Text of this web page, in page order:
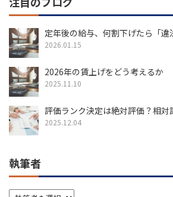
定年後の給与、何割下げたら「違
2026.01.15
2026年の賃上げをどう考えるか
2025.11.10
評価ランク決定は絶対評価？相対
2025.12.04
執筆者